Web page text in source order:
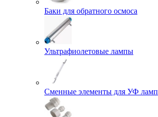
Баки для обратного осмоса
Ультрафиолетовые лампы
Сменные элементы для УФ ламп